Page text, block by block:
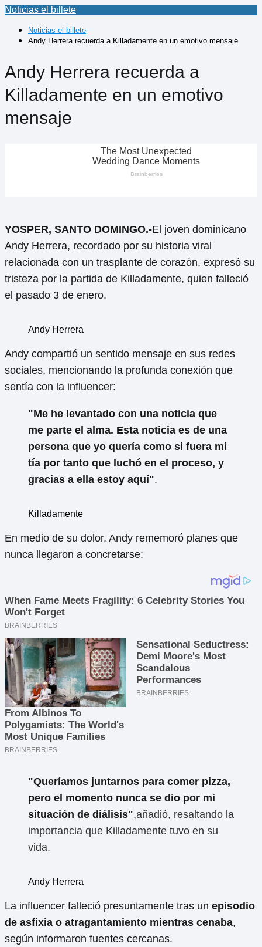
Noticias el billete
Noticias el billete
Andy Herrera recuerda a Killadamente en un emotivo mensaje
Andy Herrera recuerda a
Killadamente en un emotivo
mensaje
YOSPER, SANTO DOMINGO.-El joven dominicano
Andy Herrera, recordado por su historia viral
relacionada con un trasplante de corazón, expresó su
tristeza por la partida de Killadamente, quien falleció
el pasado 3 de enero.
Andy Herrera
Andy compartió un sentido mensaje en sus redes
sociales, mencionando la profunda conexión que
sentía con la influencer:
"Me he levantado con una noticia que
me parte el alma. Esta noticia es de una
persona que yo quería como si fuera mi
tía por tanto que luchó en el proceso, y
gracias a ella estoy aquí".
Killadamente
En medio de su dolor, Andy rememoró planes que
nunca llegaron a concretarse:
"Queríamos juntarnos para comer pizza,
pero el momento nunca se dio por mi
situación de diálisis",añadió, resaltando la
importancia que Killadamente tuvo en su
vida.
Andy Herrera
La influencer falleció presuntamente tras un episodio
de asfixia o atragantamiento mientras cenaba,
según informaron fuentes cercanas.